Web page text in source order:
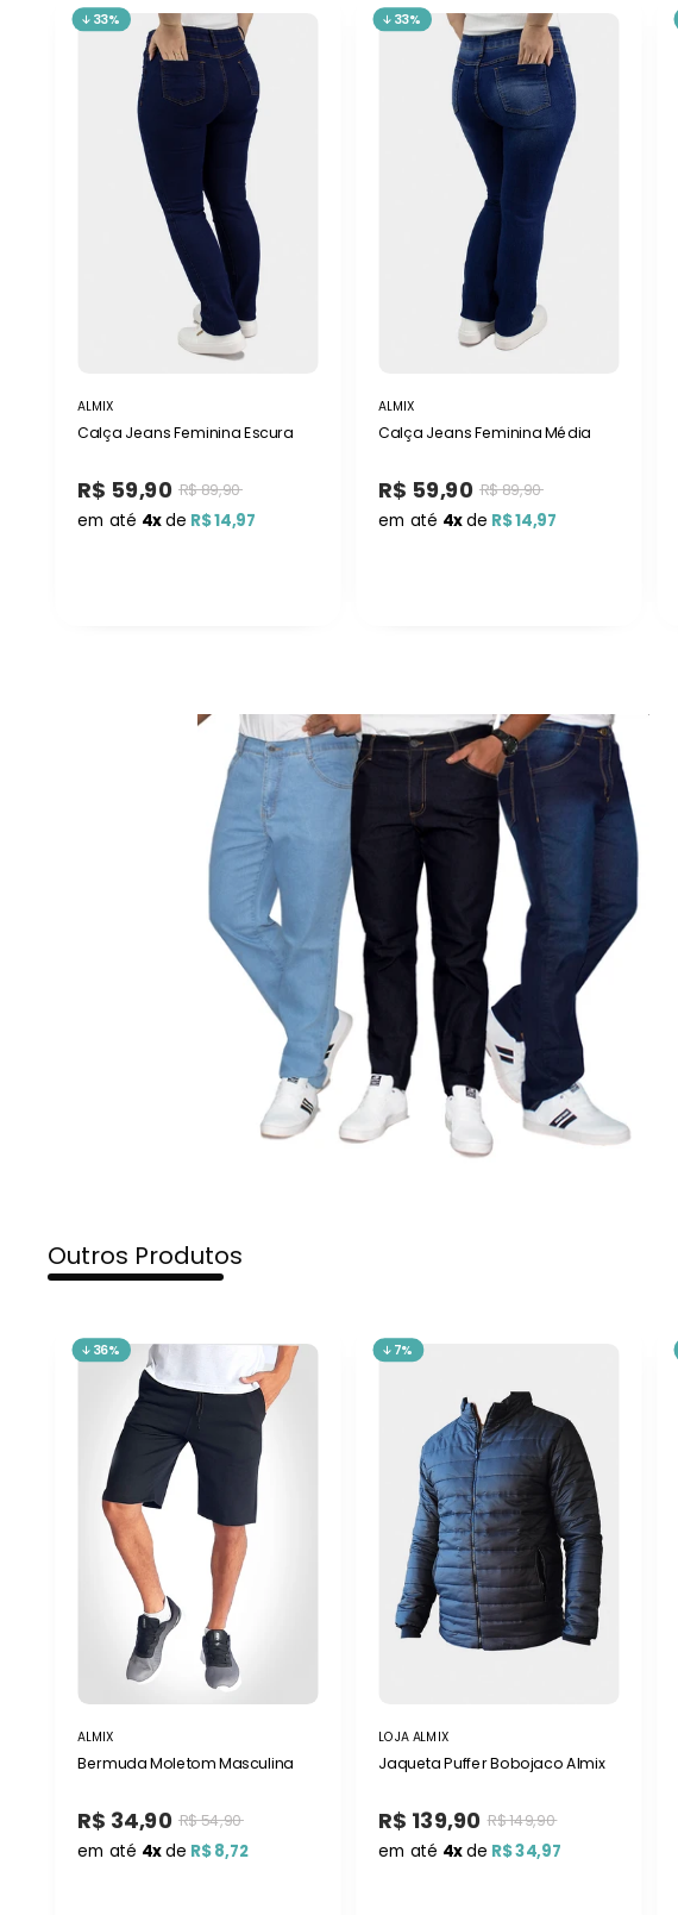
33%
ALMIX
Calça Jeans Feminina Escura
R$ 59,90 R$ 89,90
em até 4xde R$ 14,97
33%
ALMIX
Calça Jeans Feminina Média
R$ 59,90 R$ 89,90
em até 4xde R$ 14,97
Outros Produtos
36%
ALMIX
Bermuda Moletom Masculina
R$ 34,90 R$ 54,90
em até 4xde R$ 8,72
7%
LOJA ALMIX
Jaqueta Puffer Bobojaco Almix
R$ 139,90 R$ 149,90
em até 4xde R$ 34,97